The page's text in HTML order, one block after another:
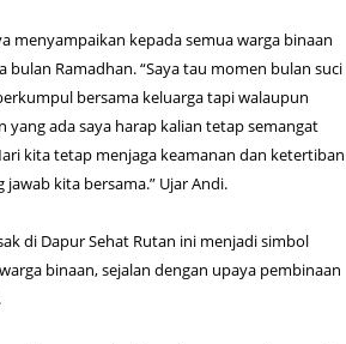
menyampaikan kepada semua warga binaan
Ramadhan. “Saya tau momen bulan suci
bersama keluarga tapi walaupun
yang ada saya harap kalian tetap semangat
kita tetap menjaga keamanan dan ketertiban
kita bersama.” Ujar Andi.
di Dapur Sehat Rutan ini menjadi simbol
binaan, sejalan dengan upaya pembinaan